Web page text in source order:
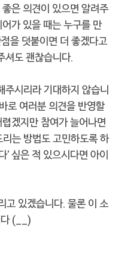
은 의견이 있으면 알려주
가 있을 때는 누구를 만
을 덧붙이면 더 좋겠다고
셔도 괜찮습니다.
주시리라 기대하지 않습니
로 여러분 의견을 반영할
겠지만 참여가 늘어나면
는 방법도 고민하도록 하
' 싶은 적 있으시다면 아이
고 있겠습니다. 물론 이 소
(__)